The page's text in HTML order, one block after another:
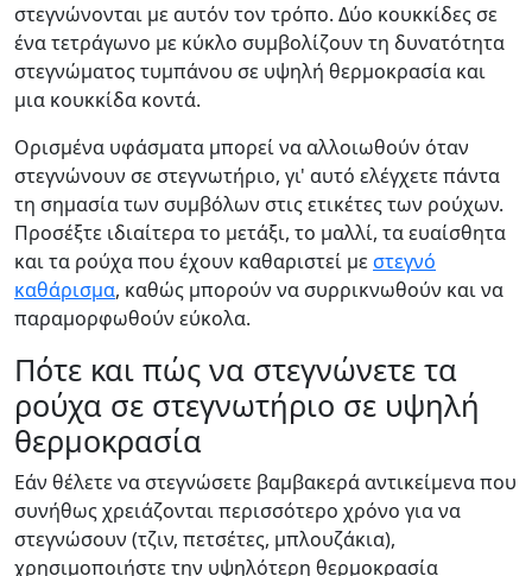
στεγνώνονται με αυτόν τον τρόπο. Δύο κουκκίδες σε
ένα τετράγωνο με κύκλο συμβολίζουν τη δυνατότητα
στεγνώματος τυμπάνου σε υψηλή θερμοκρασία και
μια κουκκίδα κοντά.
Ορισμένα υφάσματα μπορεί να αλλοιωθούν όταν
στεγνώνουν σε στεγνωτήριο, γι' αυτό ελέγχετε πάντα
τη σημασία των συμβόλων στις ετικέτες των ρούχων.
Προσέξτε ιδιαίτερα το μετάξι, το μαλλί, τα ευαίσθητα
και τα ρούχα που έχουν καθαριστεί μεστεγνό
καθάρισμα, καθώς μπορούν να συρρικνωθούν και να
παραμορφωθούν εύκολα.
Πότε και πώς να στεγνώνετε τα
ρούχα σε στεγνωτήριο σε υψηλή
θερμοκρασία
Εάν θέλετε να στεγνώσετε βαμβακερά αντικείμενα που
συνήθως χρειάζονται περισσότερο χρόνο για να
στεγνώσουν (τζιν, πετσέτες, μπλουζάκια),
χρησιμοποιήστε την υψηλότερη θερμοκρασία